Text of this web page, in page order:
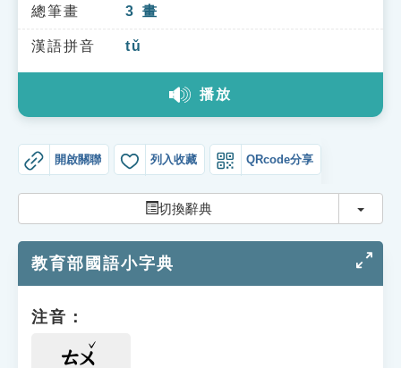
單字索引
生命大百科索引
教學應用
貓頭鷹博士
總筆畫 3 畫
漢語拼音 tǔ
播放
開啟關聯 列入收藏 QRcode分享
切換辭典 切換
教育部國語小字典
注音：
ㄊㄨ